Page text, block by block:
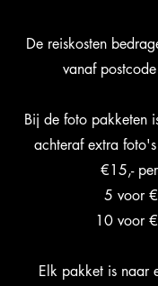
De reiskosten
vanaf
Bij de foto pakketen
achteraf extra
€15,-
5 voor
10 voor
Elk pakket is naar